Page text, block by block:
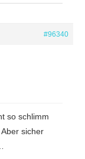
#96340
so schlimm
sicher